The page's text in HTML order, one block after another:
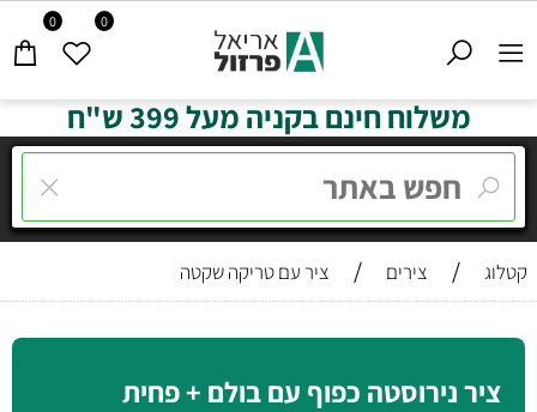
0 0
משלוח חינם בקניה מעל 399 ש"ח
קטלוג / צירים / ציר עם טריקה שקטה
ציר נירוסטה כפוף עם בולם + פחית